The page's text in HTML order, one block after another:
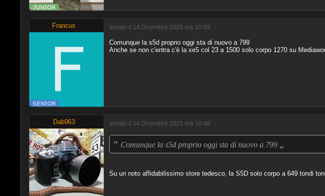
Francus inviato il 14 Dicembre 2025 ore 10:09
Comunque la s5d proprio oggi sta di nuovo a 799
Anche se non c'entra c'è la xe5 col 23 a 1500 solo corpo 1270 su
Dab963 inviato il 14 Dicembre 2025 ore 18:48
“ Comunque la s5d proprio oggi sta di nuovo a 799 „
Su un noto affidabilissimo store tedesco, la S5D solo corpo a 649 tondi